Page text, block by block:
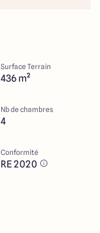
4.8
Surface Terrain
436 m²
Nb de chambres
4
Conformité
RE 2020